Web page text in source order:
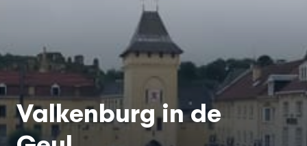
Valkenburg in de